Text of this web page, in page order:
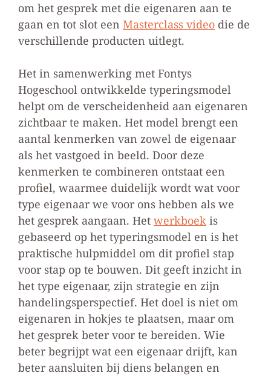
om het gesprek met die eigenaren aan te
gaan en tot slot een Masterclass video die de
verschillende producten uitlegt.
Het in samenwerking met Fontys
Hogeschool ontwikkelde typeringsmodel
helpt om de verscheidenheid aan eigenaren
zichtbaar te maken. Het model brengt een
aantal kenmerken van zowel de eigenaar
als het vastgoed in beeld. Door deze
kenmerken te combineren ontstaat een
profiel, waarmee duidelijk wordt wat voor
type eigenaar we voor ons hebben als we
het gesprek aangaan. Het werkboek is
gebaseerd op het typeringsmodel en is het
praktische hulpmiddel om dit profiel stap
voor stap op te bouwen. Dit geeft inzicht in
het type eigenaar, zijn strategie en zijn
handelingsperspectief. Het doel is niet om
eigenaren in hokjes te plaatsen, maar om
het gesprek beter voor te bereiden. Wie
beter begrijpt wat een eigenaar drijft, kan
beter aansluiten bij diens belangen en